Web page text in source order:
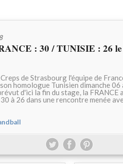
: 30 / TUNISIE : 26
de Strasbourg l'équipe de
homologue Tunisien dimanche 06
d'ici la fin du stage, la FRANCE
à 26 dans une rencontre menée